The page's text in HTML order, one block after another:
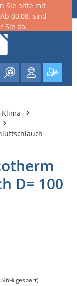
Sie bitte mit
03.08. sind
Sie da.
D= 100
gespart)